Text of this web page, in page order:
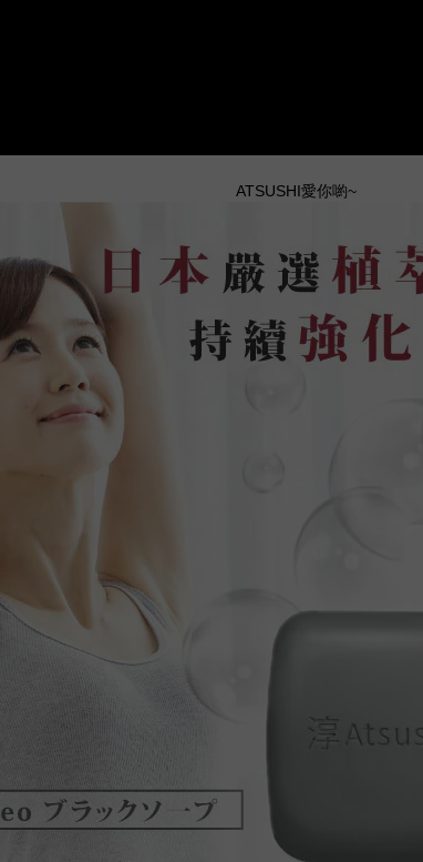
ATSUSHI愛你喲~